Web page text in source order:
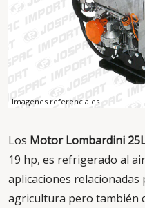
Imagenes referenciales
Los Motor Lombardini
19 hp, es refrigerado al
aplicaciones
agricultura pero también